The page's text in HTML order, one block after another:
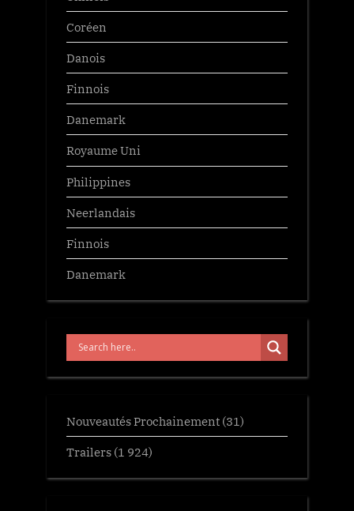
Coréen
Danois
Finnois
Danemark
Royaume Uni
Philippines
Neerlandais
Finnois
Danemark
Nouveautés Prochainement (31)
Trailers (1 924)